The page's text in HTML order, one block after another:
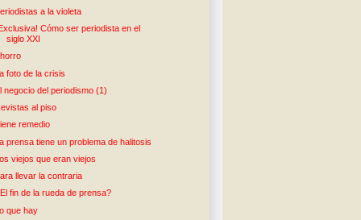
a la violeta
Cómo ser periodista en el
siglo XXI
foto de la crisis
negocio del periodismo (1)
al piso
remedio
prensa tiene un problema de halitosis
viejos que eran viejos
llevar la contraria
fin de la rueda de prensa?
que hay